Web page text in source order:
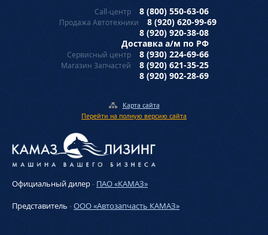
Call-центр 8 (800) 550-63-06
Продажа Автотехники
8 (920) 620-99-69
8 (920) 920-38-08
Доставка а/м по РФ
Сервисный центр 8 (930) 224-69-66
Магазин Запчастей
8 (920) 621-35-25
8 (920) 902-28-69
Карта сайта
Перейти на полную версию сайта
Официальный дилер- ПАО «КАМАЗ»
Представитель -ООО «Автозапчасть КАМАЗ»